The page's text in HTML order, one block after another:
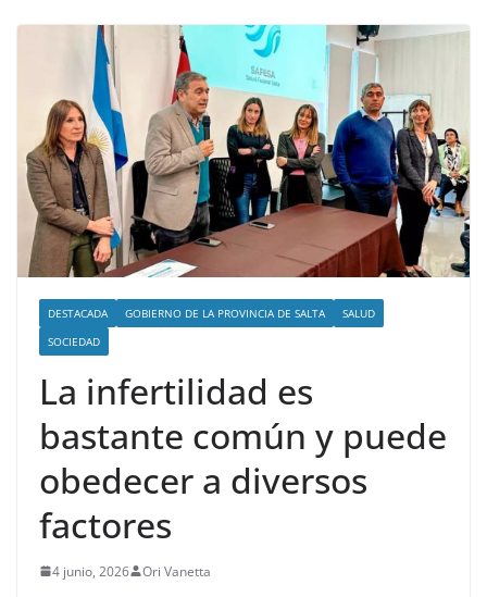
DESTACADA GOBIERNO DE LA PROVINCIA DE SALTA
SALUD
SOCIEDAD
La infertilidad es
bastante común y puede
obedecer a diversos
factores
4 junio, 2026 Ori Vanetta